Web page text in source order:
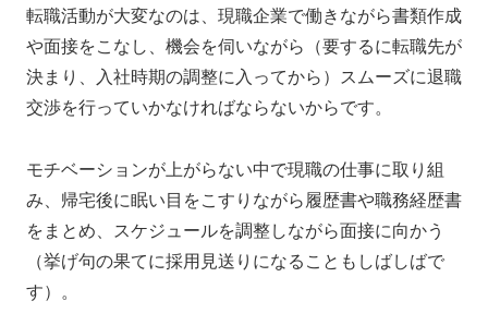
転職活動が大変なのは、現職企業で働きながら書類作成
や面接をこなし、機会を伺いながら（要するに転職先が
決まり、入社時期の調整に入ってから）スムーズに退職
交渉を行っていかなければならないからです。
モチベーションが上がらない中で現職の仕事に取り組
み、帰宅後に眠い目をこすりながら履歴書や職務経歴書
をまとめ、スケジュールを調整しながら面接に向かう
（挙げ句の果てに採用見送りになることもしばしばで
す）。